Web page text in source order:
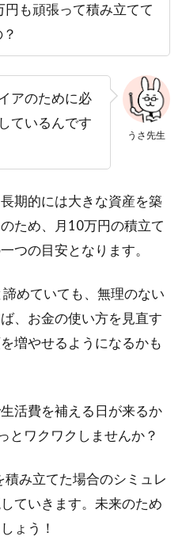
円も頑張って積み立てて
うさ先生
アのために必
ているんです
期的には大きな資産を築
ため、月10万円の積立て
つの目安となります。
めていても、無理のない
、お金の使い方を見直す
増やせるようになるかも
活費を補える日が来るか
とワクワクしませんか？
み立てた場合のシミュレ
ていきます。未来のため
ょう！